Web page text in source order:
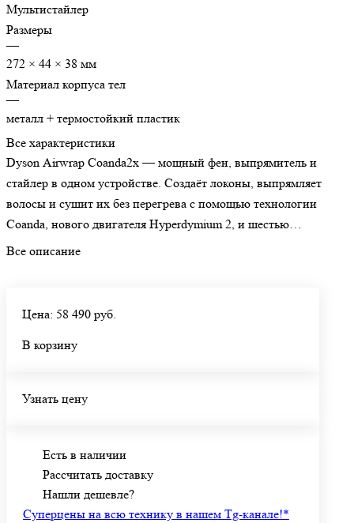
Мультистайлер
Размеры
—
272 × 44 × 38 мм
Материал корпуса тел
—
металл + термостойкий пластик
Все характеристики
Dyson Airwrap Coanda2x — мощный фен, выпрямитель и
стайлер в одном устройстве. Создаёт локоны, выпрямляет
волосы и сушит их без перегрева с помощью технологии
Coanda, нового двигателя Hyperdymium 2, и шестью
режимами укладки с интеллектуальными насадками.
Все описание
Цена: 58 490 руб.
В корзину
Узнать цену
Есть в наличии
Рассчитать доставку
Нашли дешевле?
Суперцены на всю технику в нашем Tg-канале!*